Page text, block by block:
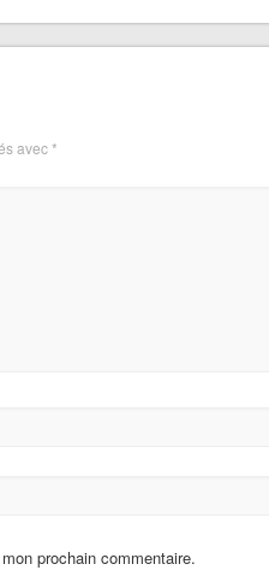
avec*
prochain commentaire.